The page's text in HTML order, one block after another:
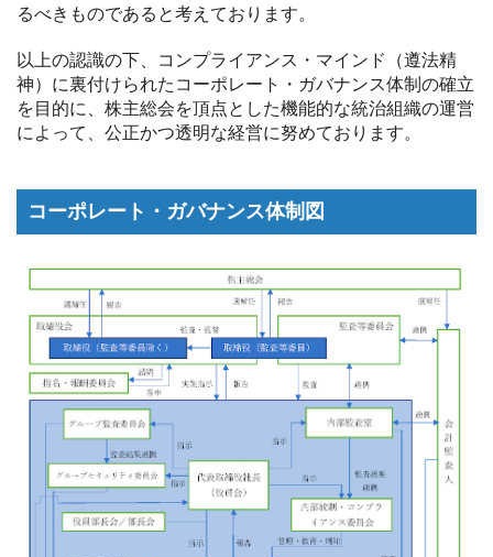
るべきものであると考えております。
以上の認識の下、コンプライアンス・マインド（遵法精
神）に裏付けられたコーポレート・ガバナンス体制の確立
を目的に、株主総会を頂点とした機能的な統治組織の運営
によって、公正かつ透明な経営に努めております。
コーポレート・ガバナンス体制図